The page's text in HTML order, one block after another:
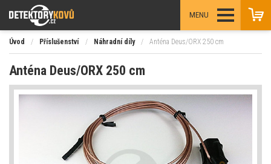
MENU
Úvod / Příslušenství / Náhradní díly / Anténa Deus/ORX 250 cm
Anténa Deus/ORX 250 cm